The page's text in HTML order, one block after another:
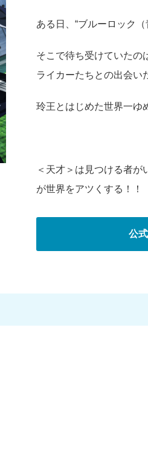
ある日、“ブルーロック
そこで待ち受けていたの
ライカーたちとの出会い
玲王とはじめた世界一ゆ
＜天才＞は見つける者
が世界をアツくする！！
公